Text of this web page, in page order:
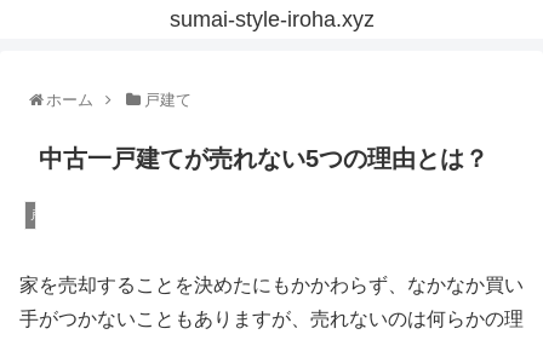
sumai-style-iroha.xyz
ホーム 戸建て
中古一戸建てが売れない5つの理由とは？
戸建て
家を売却することを決めたにもかかわらず、なかなか買い
手がつかないこともありますが、売れないのは何らかの理